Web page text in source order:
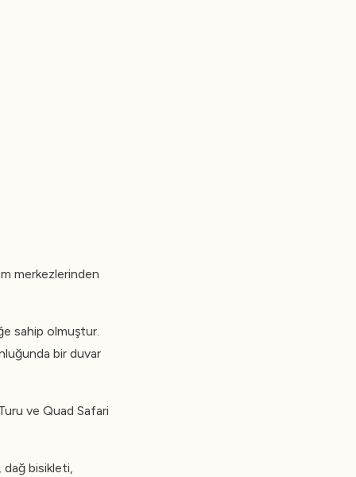
merkezlerinden
sahip olmuştur.
bir duvar
ve Quad Safari
bisikleti,